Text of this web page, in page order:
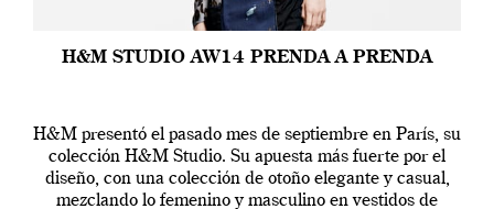
H&M STUDIO AW14 PRENDA A PRENDA
H&M presentó el pasado mes de septiembre en París, su
colección H&M Studio. Su apuesta más fuerte por el
diseño, con una colección de otoño elegante y casual,
mezclando lo femenino y masculino en vestidos de